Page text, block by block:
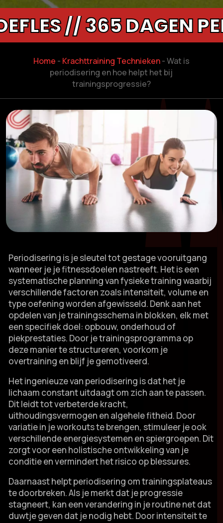
// 365 DAGEN PER
Home - Krachttraining Technieken-Wat is
periodisering en hoe helpt het bij
trainingsprogressie?
Periodisering is je sleutel tot gestage vooruitgang
wanneer je je fitnessdoelen nastreeft.​ Het is een
systematische planning van fysieke training waarbij
verschillende factoren zoals intensiteit, volume en
type oefening worden afgewisseld.​ Denk aan het
opdelen van je trainingsschema in blokken, elk met
een specifiek doel: opbouw, onderhoud of
piekprestaties.​ Door je trainingsprogramma op
deze manier te structureren, voorkom je
overtraining en blijf je gemotiveerd.​
Het ingenieuze van periodisering is dat het je
lichaam constant uitdaagt om zich aan te passen.​
Dit leidt tot verbeterde kracht,
uithoudingsvermogen en algehele fitheid.​ Door
variatie in je workouts te brengen, stimuleer je ook
verschillende energiesystemen en spiergroepen.​ Dit
zorgt voor een holistische ontwikkeling van je
conditie en vermindert het risico op blessures.​
Daarnaast helpt periodisering om trainingsplateaus
te doorbreken.​ Als je merkt dat je progressie
stagneert, kan een verandering in je routine net dat
duwtje geven dat je nodig hebt.​ Door intensiteit te